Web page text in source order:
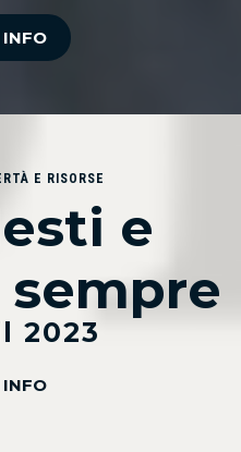
INFO
E RISORSE
e
2023
INFO